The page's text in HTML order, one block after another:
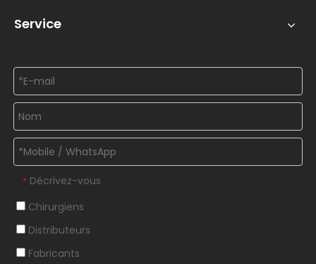
Service
* Décrivez-vous
Chirurgiens
Distributeurs
Fabricants